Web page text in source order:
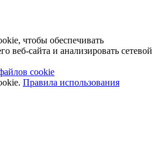
чтобы обеспечивать
веб-сайта и анализировать сетевой
cookie
Правила использования